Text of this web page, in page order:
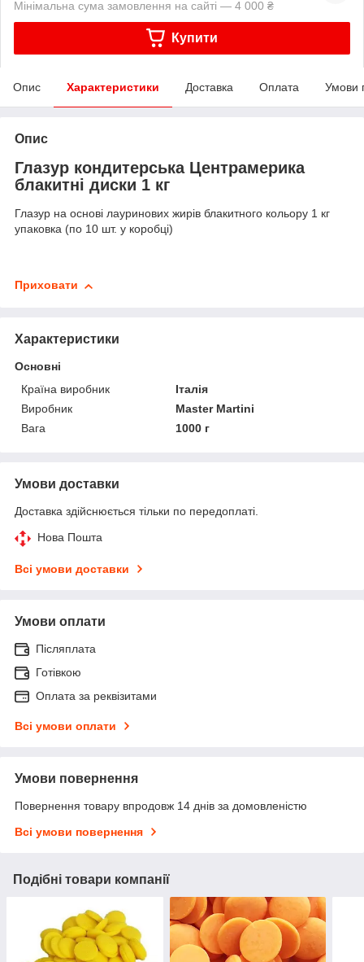
Мінімальна сума замовлення на сайті — 4 000 ₴
Купити
Опис Характеристики Доставка Оплата Умови
Опис
Глазур кондитерська Центрамерика
блакитні диски 1 кг
Глазур на основі лауринових жирів блакитного кольору 1 кг
упаковка (по 10 шт. у коробці)
Приховати
Характеристики
Основні
Країна виробник
Італія
Виробник
Master Martini
Вага
1000 г
Умови доставки
Доставка здійснюється тільки по передоплаті.
Нова Пошта
Всі умови доставки
Умови оплати
Післяплата
Готівкою
Оплата за реквізитами
Всі умови оплати
Умови повернення
Повернення товару впродовж 14 днів за домовленістю
Всі умови повернення
Подібні товари компанії